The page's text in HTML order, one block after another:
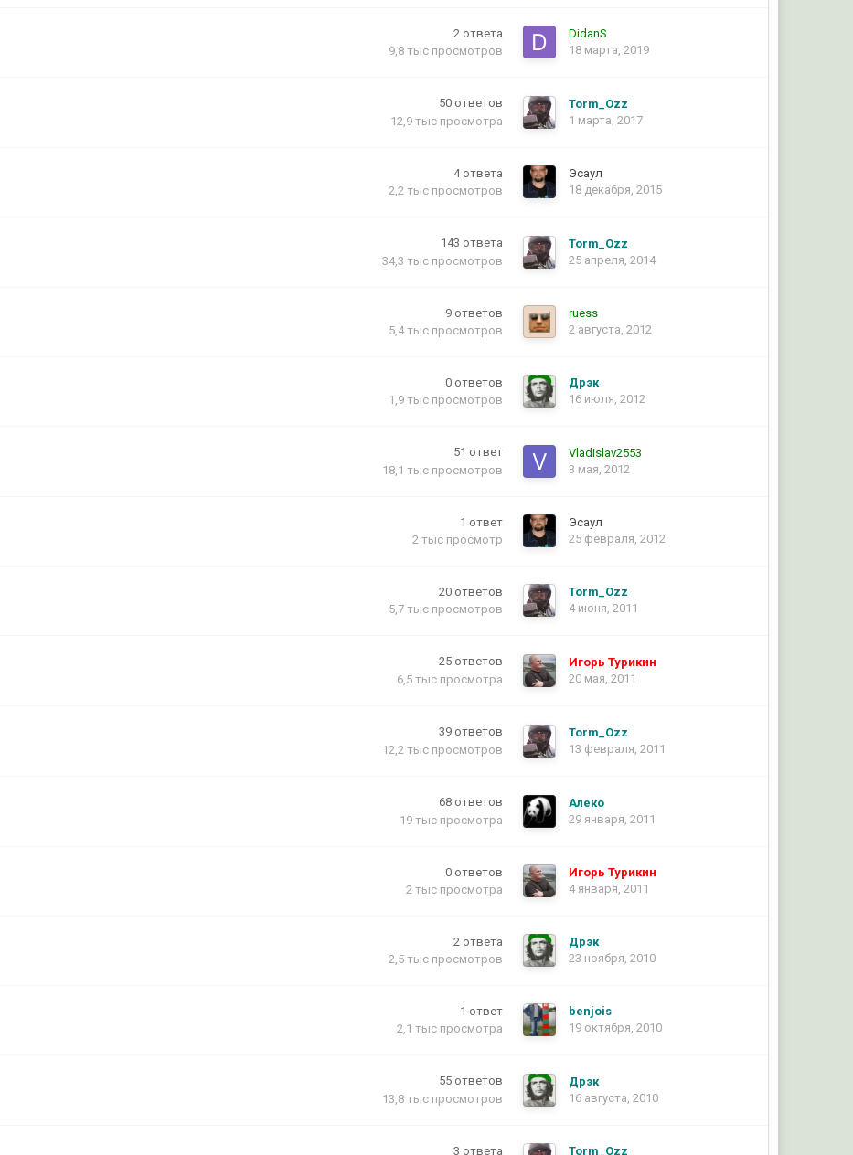
2 ответа
9,8 тыс просмотров
DidanS
18 марта, 2019
50 ответов
12,9 тыс просмотра
Torm_Ozz
1 марта, 2017
4 ответа
2,2 тыс просмотров
Эсаул
18 декабря, 2015
143 ответа
34,3 тыс просмотров
Torm_Ozz
25 апреля, 2014
9 ответов
5,4 тыс просмотров
ruess
2 августа, 2012
0 ответов
1,9 тыс просмотров
Дрэк
16 июля, 2012
51 ответ
18,1 тыс просмотров
Vladislav2553
3 мая, 2012
1 ответ
2 тыс просмотр
Эсаул
25 февраля, 2012
20 ответов
5,7 тыс просмотров
Torm_Ozz
4 июня, 2011
25 ответов
6,5 тыс просмотра
Игорь Турикин
20 мая, 2011
39 ответов
12,2 тыс просмотров
Torm_Ozz
13 февраля, 2011
68 ответов
19 тыс просмотра
Алеко
29 января, 2011
0 ответов
2 тыс просмотра
Игорь Турикин
4 января, 2011
2 ответа
2,5 тыс просмотров
Дрэк
23 ноября, 2010
1 ответ
2,1 тыс просмотра
benjois
19 октября, 2010
55 ответов
13,8 тыс просмотров
Дрэк
16 августа, 2010
3 ответа Torm_Ozz